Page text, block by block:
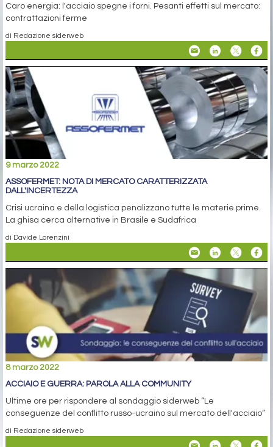
Caro energia: l'acciaio spegne i forni. Pesanti effetti sul mercato:
contrattazioni ferme
di Redazione siderweb
9 marzo 2022
ASSOFERMET: NOTA DI MERCATO CARATTERIZZATA
DALL'INCERTEZZA
Crisi ucraina e della logistica penalizzano tutte le materie prime.
La ghisa cerca alternative in Brasile e Sudafrica
di Davide Lorenzini
8 marzo 2022
ACCIAIO E GUERRA: PAROLA ALLA COMMUNITY
Ultime ore per rispondere al sondaggio siderweb “Le
conseguenze del conflitto russo-ucraino sul mercato dell'acciaio”
di Redazione siderweb